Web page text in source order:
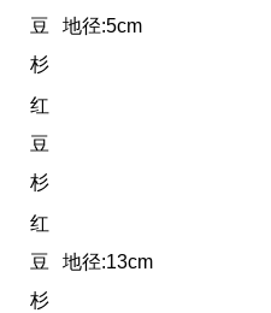
豆
杉
地径:5cm
红
豆
杉
红
豆
杉
地径:13cm